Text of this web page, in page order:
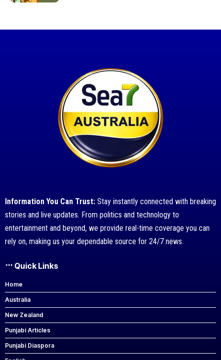
Information You Can Trust: Stay instantly connected with breaking
stories and live updates. From politics and technology to
entertainment and beyond, we provide real-time coverage you can
rely on, making us your dependable source for 24/7 news.
Quick Links
Home
Australia
New Zealand
Punjabi Articles
Punjabi Diaspora